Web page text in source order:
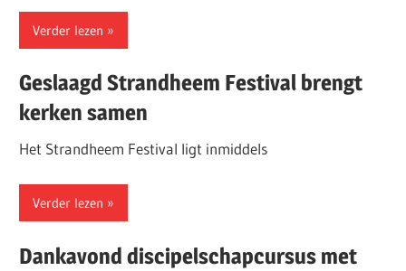
Verder lezen
Geslaagd Strandheem Festival brengt
kerken samen
Het Strandheem Festival ligt inmiddels
Verder lezen
Dankavond discipelschapcursus met